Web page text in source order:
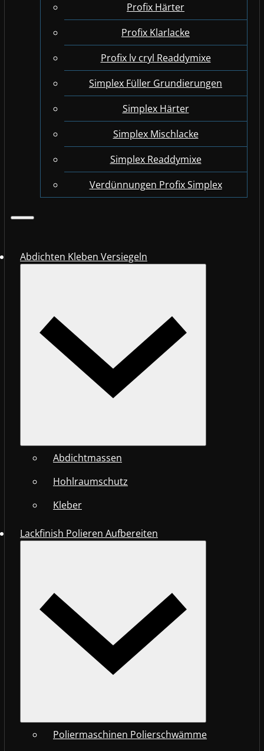
Profix Härter
Profix Klarlacke
Profix lv cryl Readdymixe
Simplex Füller Grundierungen
Simplex Härter
Simplex Mischlacke
Simplex Readdymixe
Verdünnungen Profix Simplex
Abdichten Kleben Versiegeln
Abdichtmassen
Hohlraumschutz
Kleber
Lackfinish Polieren Aufbereiten
Poliermaschinen Polierschwämme